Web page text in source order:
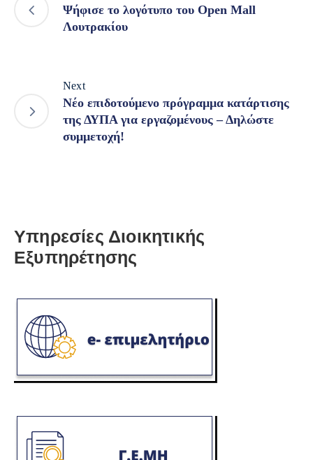
Ψήφισε το λογότυπο του Open Mall
Λουτρακίου
Next
Νέο επιδοτούμενο πρόγραμμα κατάρτισης
της ΔΥΠΑ για εργαζομένους – Δηλώστε
συμμετοχή!
Υπηρεσίες Διοικητικής
Εξυπηρέτησης